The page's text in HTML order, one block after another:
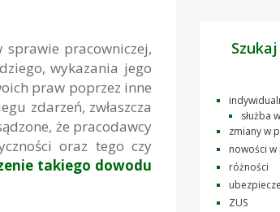
pracowniczej,
wykazania jego
praw poprzez inne
zdarzeń, zwłaszcza
że pracodawcy
oraz tego czy
takiego dowodu
służba
zmiany w
nowości
różności
ZUS